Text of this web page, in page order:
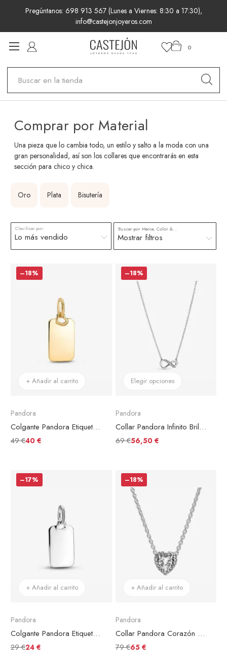
Pregúntanos: 698 913 567 (Lunes a Viernes: 8:30 a 17:30),
info@castejonjoyeros.com
0
Comprar por Material
Una pieza que lo cambia todo, un estilo y salto a la moda con una
gran personalidad, así son los collares que encontrarás en esta
sección para chico y chica.
Oro Plata Bisutería
Clasificar por: Buscar por Marca, Color & más
Mostrar filtros
–18%
+ Añadir al carrito
Pandora
Colgante Pandora Etiqueta Rectangular Grabable
49 €40 €
–18%
Elegir opciones
Pandora
Collar Pandora Infinito Brillante
69 €56,50 €
–17%
+ Añadir al carrito
Pandora
Colgante Pandora Etiqueta Rectangular Para Grabar
29 €24 €
–18%
+ Añadir al carrito
Pandora
Collar Pandora Corazón en Relieve
79 €65 €